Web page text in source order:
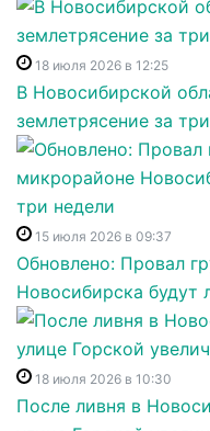
18 июля 2026 в 12:25
В Новосибирской
землетрясение за
15 июля 2026 в 09:37
Обновлено: Провал
Новосибирска будут
18 июля 2026 в 10:30
После ливня в